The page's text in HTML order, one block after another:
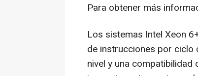
Para obtener más
Los sistemas Intel Xeon
de instrucciones por ciclo
nivel y una